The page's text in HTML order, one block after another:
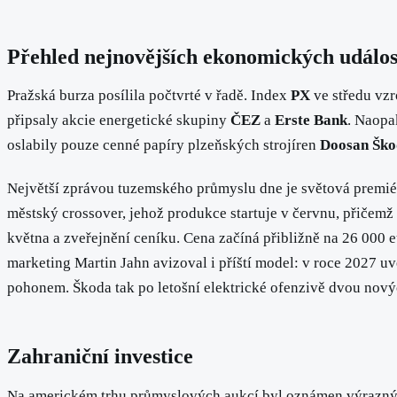
Přehled nejnovějších ekonomických
Pražská burza posílila počtvrté v řadě. Index PX ve středu
připsaly akcie energetické skupiny ČEZ a Erste Bank.
oslabily pouze cenné papíry plzeňských strojíren Doosan
Největší zprávou tuzemského průmyslu dne je světová
městský crossover, jehož produkce startuje v červnu,
května a zveřejnění ceníku. Cena začíná přibližně na 26
marketing Martin Jahn avizoval i příští model: v roce 2027
pohonem. Škoda tak po letošní elektrické ofenzivě dvou
Zahraniční investice